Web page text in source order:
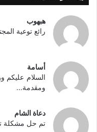
هبهوب
رائع توعية
أسامة
السلام عليكم
ومقدمة...
دعاة الشام
تم حل مشكلة